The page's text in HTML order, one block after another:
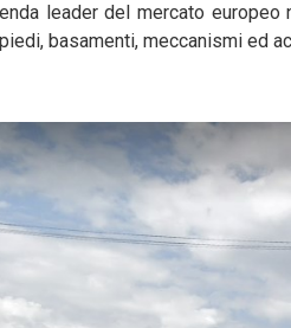
leader del mercato europeo
basamenti, meccanismi ed